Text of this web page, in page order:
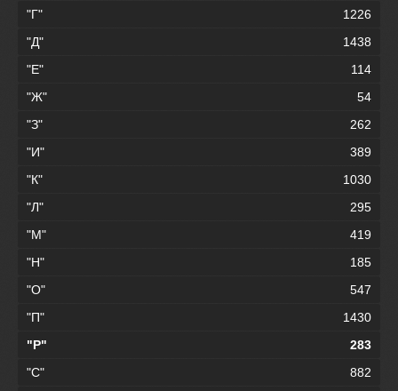
"Г"
1226
"Д"
1438
"Е"
114
"Ж"
54
"З"
262
"И"
389
"К"
1030
"Л"
295
"М"
419
"Н"
185
"О"
547
"П"
1430
"Р"
283
"С"
882